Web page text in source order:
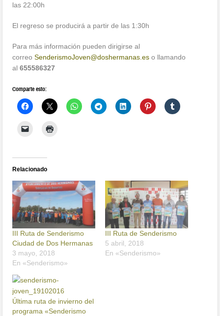
las 22:00h
El regreso se producirá a partir de las 1:30h
Para más información pueden dirigirse al
correoSenderismoJoven@doshermanas.es o llamando
al655586327
Comparte esto:
Relacionado
III Ruta de Senderismo
Ciudad de Dos Hermanas
3 mayo, 2018
En «Senderismo»
III Ruta de Senderismo
5 abril, 2018
En «Senderismo»
Última ruta de invierno del
programa «Senderismo